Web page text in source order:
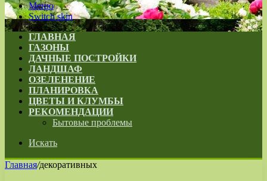
Меню
Switch skin
ГЛАВНАЯ
ГАЗОНЫ
ДАЧНЫЕ ПОСТРОЙКИ
ЛАНДШАФ
ОЗЕЛЕНЕНИЕ
ПЛАНИРОВКА
ЦВЕТЫ И КЛУМБЫ
РЕКОМЕНДАЦИИ
Бытовые проблемы
Искать
Главная/декоративных